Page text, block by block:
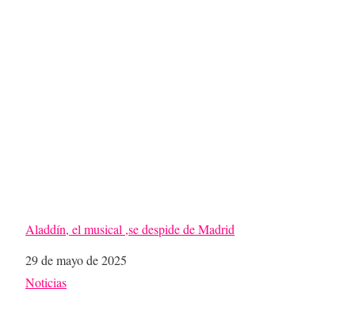
Aladdín, el musical ,se despide de Madrid
Fecha
29 de mayo de 2025
Respecto a
Noticias